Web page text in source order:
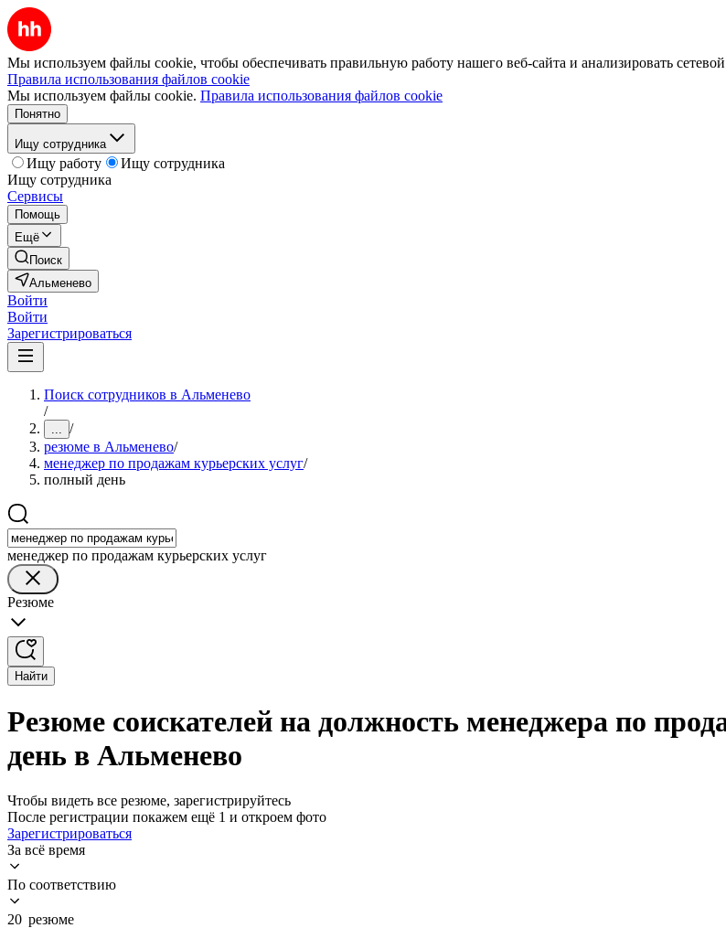
Мы используем файлы cookie, чтобы обеспечивать правильную работу нашего веб-сайта и анализировать
Правила использования файлов cookie
Мы используем файлы cookie. Правила использования файлов cookie
Понятно
Ищу сотрудника
Ищу работу
Ищу сотрудника
Ищу сотрудника
Сервисы
Помощь
Ещё
Поиск
Альменево
Войти
Войти
Зарегистрироваться
Поиск сотрудников в Альменево
/
... /
резюме в Альменево/
менеджер по продажам курьерских услуг/
полный день
менеджер по продажам курьерских услуг
Резюме
Найти
Резюме соискателей на должность менеджера по
день в Альменево
Чтобы видеть все резюме, зарегистрируйтесь
После регистрации покажем ещё 1 и откроем фото
Зарегистрироваться
За всё время
По соответствию
20 резюме